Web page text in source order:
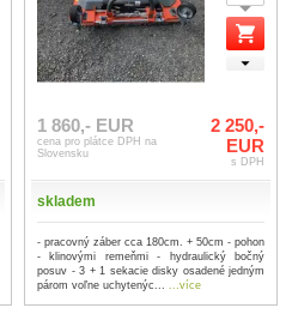
1 860,- EUR
cena pro plátce DPH na
Slovensku
2 250,-
EUR
s DPH
skladem
- pracovný záber cca 180cm. + 50cm - pohon
- klinovými remeňmi - hydraulický bočný
posuv - 3 + 1 sekacie disky osadené jedným
párom voľne uchytenýc... ...více